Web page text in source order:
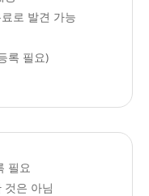
로 발견 가능
록 필요)
필요
것은 아님